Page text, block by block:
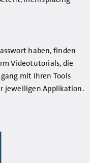
haben, finden
Videotutorials, die
mit Ihren Tools
jeweiligen Applikation.